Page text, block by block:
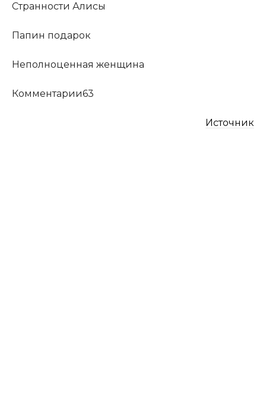
​Странности Алисы​
​Папин подарок​
​Неполноценная женщина​
​Комментарии63
Источник